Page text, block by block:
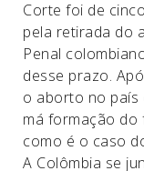
Corte foi de
pela retirada do
Penal
desse prazo.
o aborto no país
má formação do
como é o caso
A Colômbia se